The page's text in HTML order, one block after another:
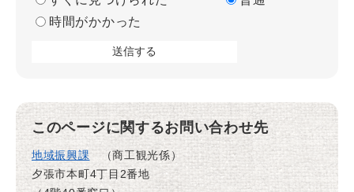
時間がかかった
このページに関するお問い合わせ先
地域振興課
商工観光係
夕張市本町4丁目2番地